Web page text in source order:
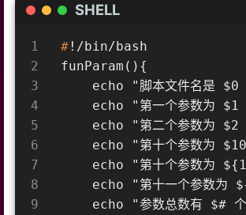
SHELL
1
2
3
4
5
6
7
8
9
# !/bin/bash
funParam(){
echo "脚本文件名是 $0
echo "第一个参数为 $1
echo "第二个参数为 $2
echo "第十个参数为
echo "第十个参数为
echo "第十一个参数为
echo "参数总数有 $#